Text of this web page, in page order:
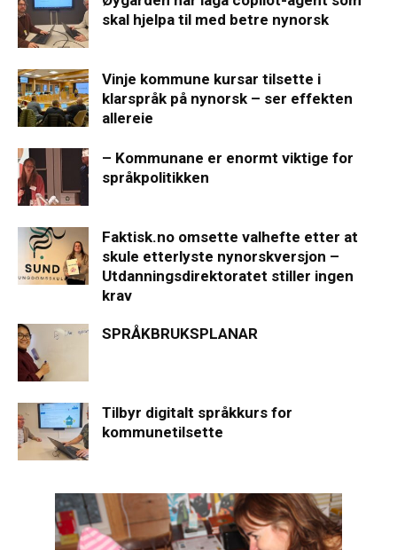
skal hjelpa til med betre nynorsk
Vinje kommune kursar tilsette i
klarspråk på nynorsk – ser effekten
allereie
– Kommunane er enormt viktige for
språkpolitikken
Faktisk.no omsette valhefte etter at
skule etterlyste nynorskversjon –
Utdanningsdirektoratet stiller ingen
krav
SPRÅKBRUKSPLANAR
Tilbyr digitalt språkkurs for
kommunetilsette